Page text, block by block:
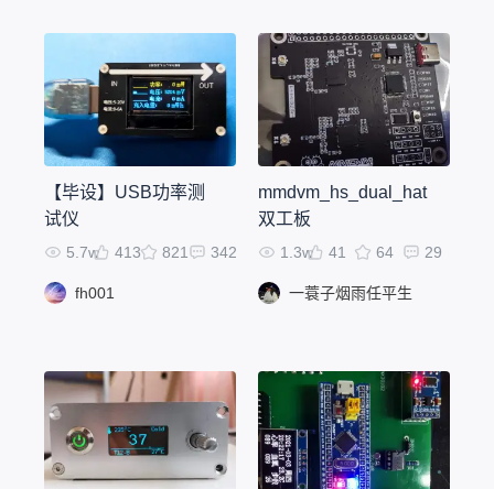
【毕设】USB功率测
试仪
5.7w 413 821 342
fh001
mmdvm_hs_dual_hat
双工板
1.3w 41 64 29
一蓑子烟雨任平生